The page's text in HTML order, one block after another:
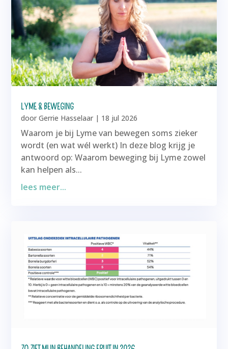
LYME & BEWEGING
doorGerrie Hasselaar | 18 jul 2026
Waarom je bij Lyme van bewegen soms zieker
wordt (en wat wél werkt) In deze blog krijg je
antwoord op: Waarom beweging bij Lyme zowel
kan helpen als...
lees meer...